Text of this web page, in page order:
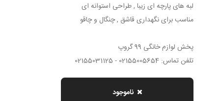
لبه های پارچه ای زیبا , طراحی استوانه ای
مناسب برای نگهداری قاشق , چنگال و چاقو
پخش لوازم خانگی 99 گروپ
تلفن تماس: 02155005654 - 02155031125
ناموجود